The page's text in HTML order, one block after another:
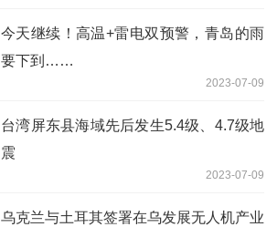
今天继续！高温+雷电双预警，青岛的雨
要下到……
2023-07-09
台湾屏东县海域先后发生5.4级、4.7级地
震
2023-07-09
乌克兰与土耳其签署在乌发展无人机产业